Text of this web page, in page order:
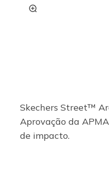
Skechers Street™
Aprovação da
de impacto.